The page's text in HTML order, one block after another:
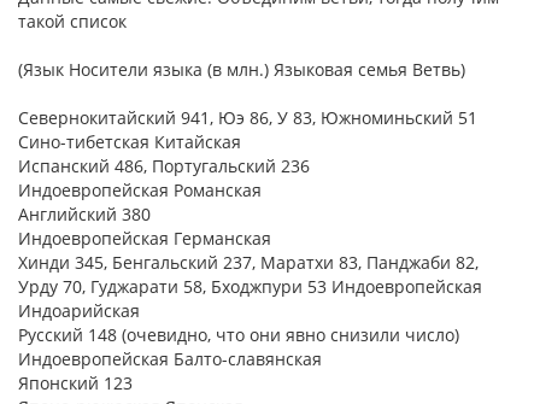
такой список
(Язык Носители языка (в млн.) Языковая семья Ветвь)
Севернокитайский 941, Юэ 86, У 83, Южноминьский 51
Сино-тибетская Китайская
Испанский 486, Португальский 236
Индоевропейская Романская
Английский 380
Индоевропейская Германская
Хинди 345, Бенгальский 237, Маратхи 83, Панджаби 82,
Урду 70, Гуджарати 58, Бходжпури 53 Индоевропейская
Индоарийская
Русский 148 (очевидно, что они явно снизили число)
Индоевропейская Балто-славянская
Японский 123